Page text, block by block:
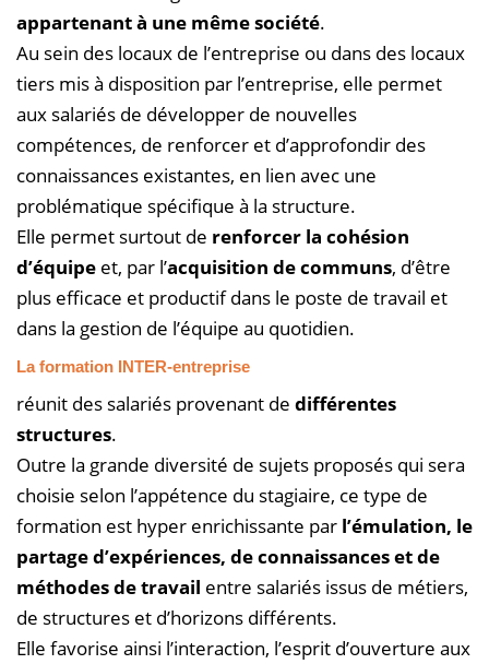
appartenant à une même société.
Au sein des locaux de l’entreprise ou dans des locaux
tiers mis à disposition par l’entreprise, elle permet
aux salariés de développer de nouvelles
compétences, de renforcer et d’approfondir des
connaissances existantes, en lien avec une
problématique spécifique à la structure.
Elle permet surtout de renforcer la cohésion
d’équipe et, par l’acquisition de communs, d’être
plus efficace et productif dans le poste de travail et
dans la gestion de l’équipe au quotidien.
La formation INTER-entreprise
réunit des salariés provenant de différentes
structures.
Outre la grande diversité de sujets proposés qui sera
choisie selon l’appétence du stagiaire, ce type de
formation est hyper enrichissante par l’émulation, le
partage d’expériences, de connaissances et de
méthodes de travail entre salariés issus de métiers,
de structures et d’horizons différents.
Elle favorise ainsi l’interaction, l’esprit d’ouverture aux